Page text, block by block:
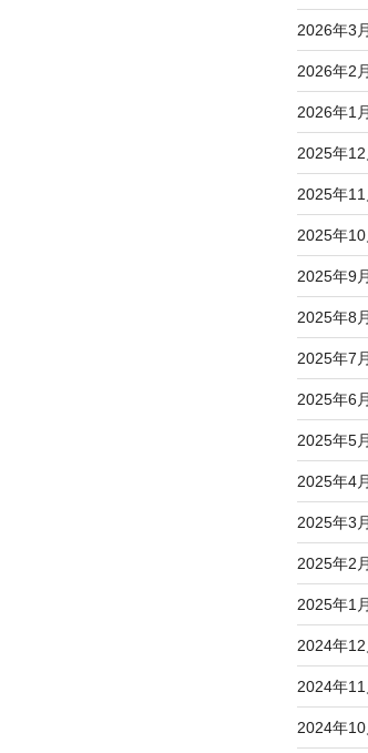
2026年3月
2026年2月
2026年1月
2025年12
2025年11
2025年10
2025年9月
2025年8月
2025年7月
2025年6月
2025年5月
2025年4月
2025年3月
2025年2月
2025年1月
2024年12
2024年11
2024年10